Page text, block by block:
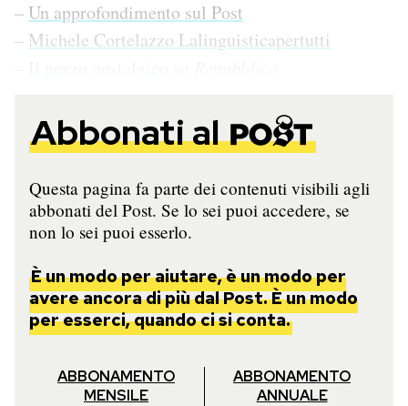
– Un approfondimento sul Post
– Michele Cortelazzo Lalinguisticapertutti
Abbonati al
Questa pagina fa parte dei contenuti visibili agli
abbonati del Post. Se lo sei puoi accedere, se
non lo sei puoi esserlo.
È un modo per aiutare, è un modo per
avere ancora di più dal Post. È un modo
per esserci, quando ci si conta.
ABBONAMENTO
MENSILE
ABBONAMENTO
ANNUALE